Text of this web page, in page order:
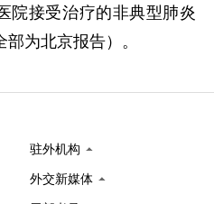
接受治疗的非典型肺炎
为北京报告）。
驻外机构
外交新媒体